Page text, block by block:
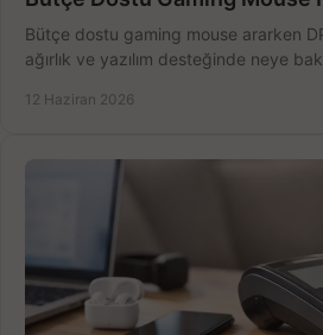
Bütçe dostu gaming mouse ararken
ağırlık ve yazılım desteğinde neye
12 Haziran 2026